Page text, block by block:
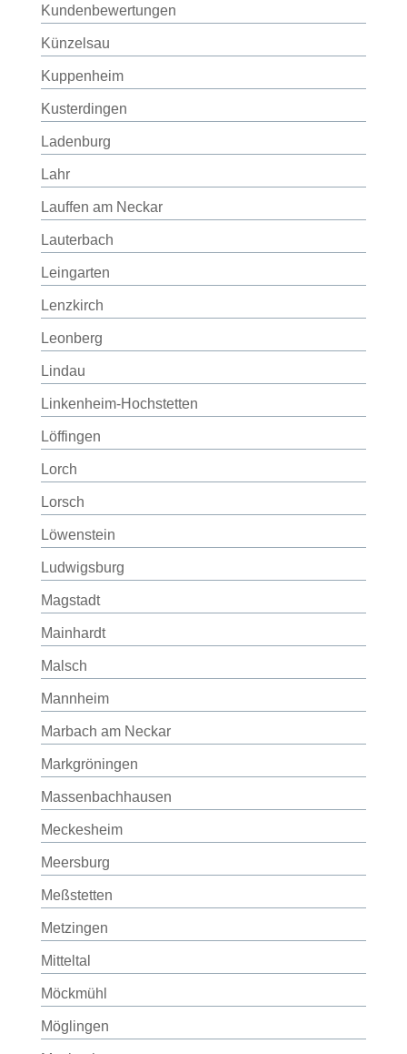
Kundenbewertungen
Künzelsau
Kuppenheim
Kusterdingen
Ladenburg
Lahr
Lauffen am Neckar
Lauterbach
Leingarten
Lenzkirch
Leonberg
Lindau
Linkenheim-Hochstetten
Löffingen
Lorch
Lorsch
Löwenstein
Ludwigsburg
Magstadt
Mainhardt
Malsch
Mannheim
Marbach am Neckar
Markgröningen
Massenbachhausen
Meckesheim
Meersburg
Meßstetten
Metzingen
Mitteltal
Möckmühl
Möglingen